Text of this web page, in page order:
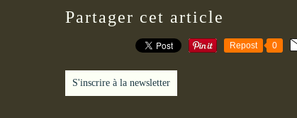
Partager cet article
Repost 0
S'inscrire à la newsletter